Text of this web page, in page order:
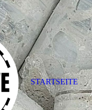
STARTSEITE